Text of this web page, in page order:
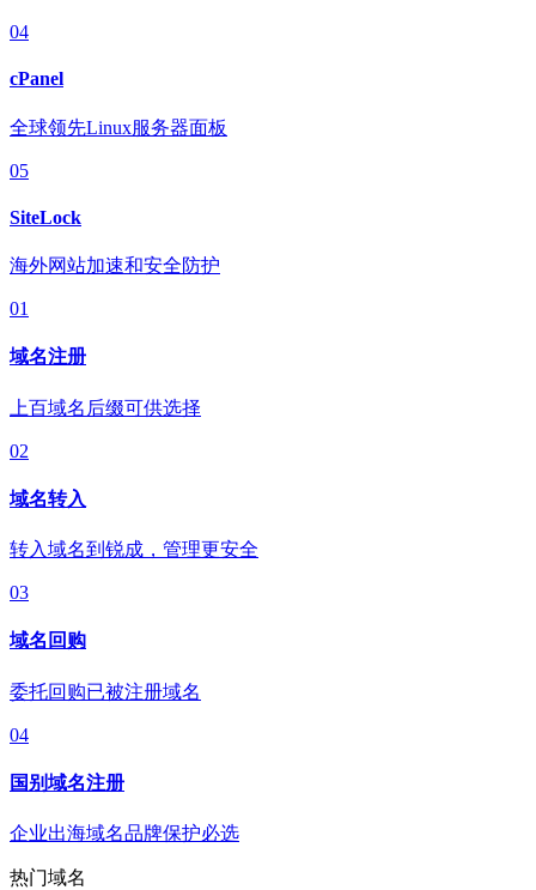
04
cPanel
全球领先Linux服务器面板
05
SiteLock
海外网站加速和安全防护
01
域名注册
上百域名后缀可供选择
02
域名转入
转入域名到锐成，管理更安全
03
域名回购
委托回购已被注册域名
04
国别域名注册
企业出海域名品牌保护必选
热门域名